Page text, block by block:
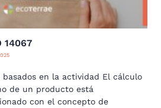
14067
basados en la actividad El cálculo
de un producto está
con el concepto de